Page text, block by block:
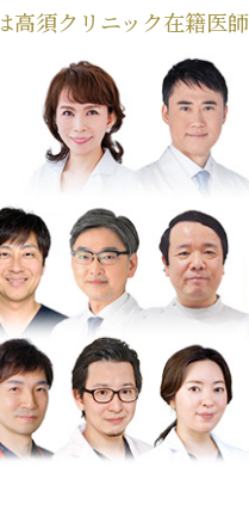
高須クリニック在籍医